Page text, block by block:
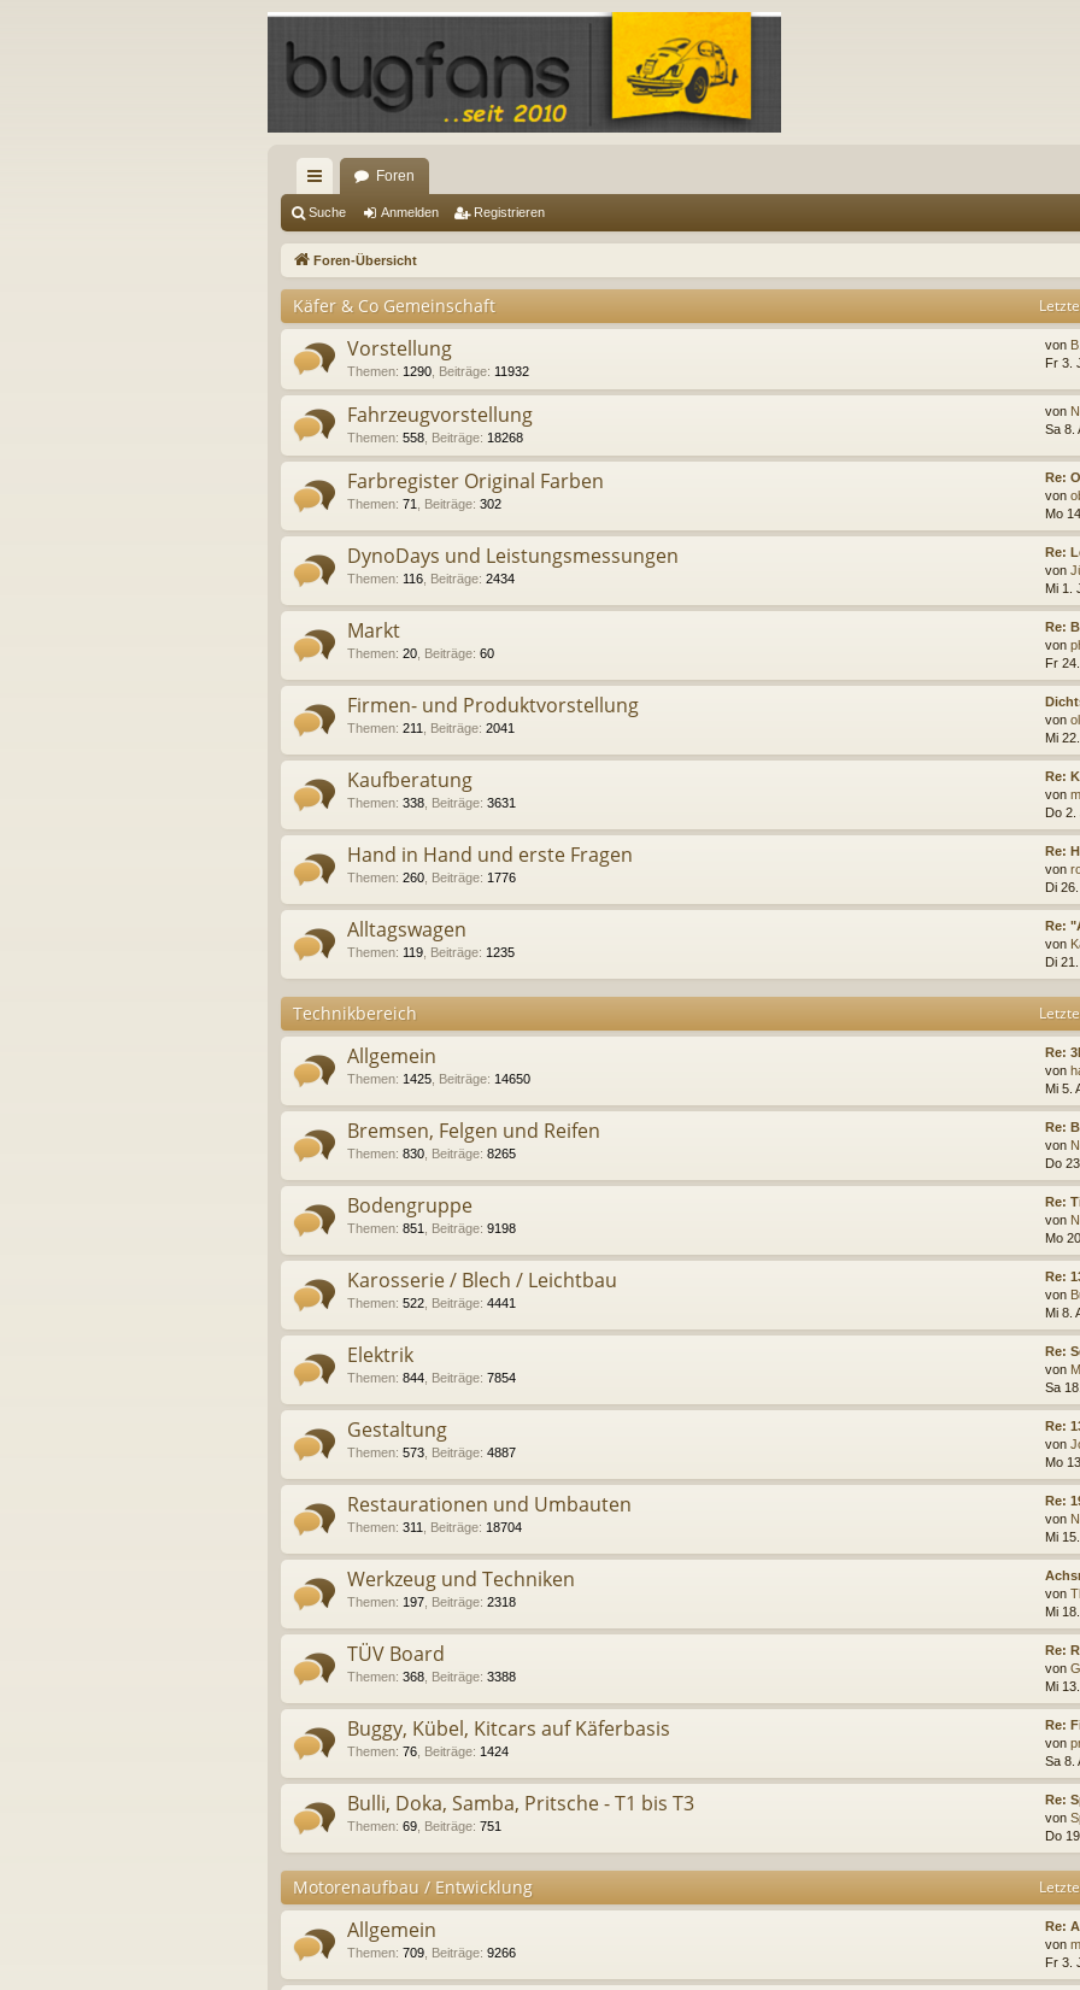
ch
ne
ug
riff
Foren
Suche Anmelden Registrieren
Foren-Übersicht
Käfer & Co Gemeinschaft
Vorstellung
Themen: 1290 Beiträge: 11932
von
Fr 3.
Fahrzeugvorstellung
Themen: 558 Beiträge: 18268
von
Sa 8.
Farbregister Original Farben
Themen: 71 Beiträge: 302
Re:
von
Mo
DynoDays und Leistungsmessungen
Themen: 116 Beiträge: 2434
Re:
von
Mi 1.
Markt
Themen: 20 Beiträge: 60
Re:
von
Fr
Firmen- und Produktvorstellung
Themen: 211 Beiträge: 2041
von
Mi
Kaufberatung
Themen: 338 Beiträge: 3631
Re:
von
Do 2.
Hand in Hand und erste Fragen
Themen: 260 Beiträge: 1776
Re:
von
Di
Alltagswagen
Themen: 119 Beiträge: 1235
Re:
von
Di
Technikbereich
Allgemein
Themen: 1425 Beiträge: 14650
Re:
von
Mi 5.
Bremsen, Felgen und Reifen
Themen: 830 Beiträge: 8265
Re:
von
Do
Bodengruppe
Themen: 851 Beiträge: 9198
Re:
von
Mo
Karosserie / Blech / Leichtbau
Themen: 522 Beiträge: 4441
Re:
von
Mi 8.
Elektrik
Themen: 844 Beiträge: 7854
Re:
von
Sa
Gestaltung
Themen: 573 Beiträge: 4887
Re:
von
Mo
Restaurationen und Umbauten
Themen: 311 Beiträge: 18704
Re:
von
Mi
Werkzeug und Techniken
Themen: 197 Beiträge: 2318
von
Mi
TÜV Board
Themen: 368 Beiträge: 3388
Re:
von
Mi
Buggy, Kübel, Kitcars auf Käferbasis
Themen: 76 Beiträge: 1424
Re:
von
Sa 8.
Bulli, Doka, Samba, Pritsche - T1 bis T3
Themen: 69 Beiträge: 751
Re:
von
Do
Motorenaufbau / Entwicklung
Allgemein
Themen: 709 Beiträge: 9266
Re:
von
Fr 3.